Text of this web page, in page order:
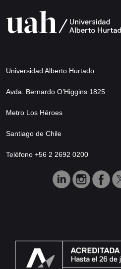
Universidad Alberto Hurtado
Avda. Bernardo O’Higgins 1825
Metro Los Héroes
Santiago de Chile
Teléfono +56 2 2692 0200